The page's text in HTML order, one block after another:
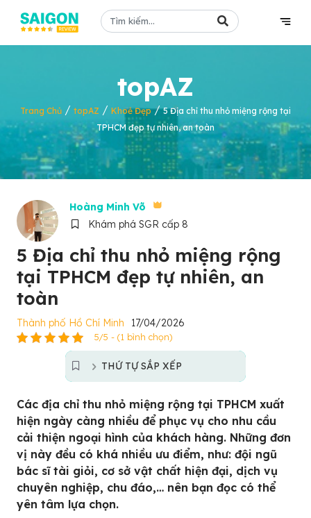
topAZ
Trang Chủ / topAZ / Khoẻ Đẹp/5 Địa chỉ thu nhỏ miệng rộng tại
TPHCM đẹp tự nhiên, an toàn
Hoàng Minh Võ
Khám phá SGR cấp 8
5 Địa chỉ thu nhỏ miệng rộng
tại TPHCM đẹp tự nhiên, an
toàn
Thành phố Hồ Chí Minh 17/04/2026
5/5 - (1 bình chọn)
THỨ TỰ SẮP XẾP
Các địa chỉ thu nhỏ miệng rộng tại TPHCM xuất
hiện ngày càng nhiều để phục vụ cho nhu cầu
cải thiện ngoại hình của khách hàng. Những đơn
vị này đều có khá nhiều ưu điểm, như: đội ngũ
bác sĩ tài giỏi, cơ sở vật chất hiện đại, dịch vụ
chuyên nghiệp, chu đáo,… nên bạn đọc có thể
yên tâm lựa chọn.